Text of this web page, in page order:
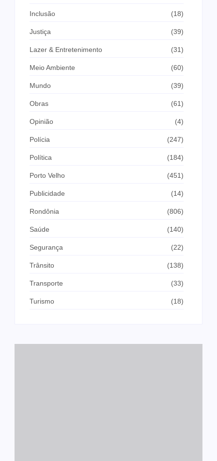
Inclusão (18)
Justiça (39)
Lazer & Entretenimento (31)
Meio Ambiente (60)
Mundo (39)
Obras (61)
Opinião (4)
Polícia (247)
Política (184)
Porto Velho (451)
Publicidade (14)
Rondônia (806)
Saúde (140)
Segurança (22)
Trânsito (138)
Transporte (33)
Turismo (18)